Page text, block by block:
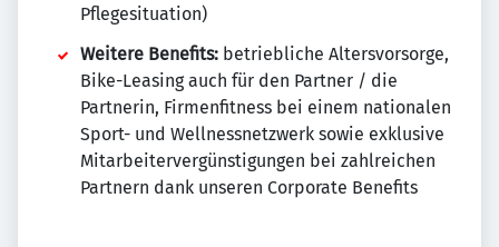
Pflegesituation)
Weitere Benefits: betriebliche Altersvorsorge,
Bike-Leasing auch für den Partner / die
Partnerin, Firmenfitness bei einem nationalen
Sport- und Wellnessnetzwerk sowie exklusive
Mitarbeitervergünstigungen bei zahlreichen
Partnern dank unseren Corporate Benefits